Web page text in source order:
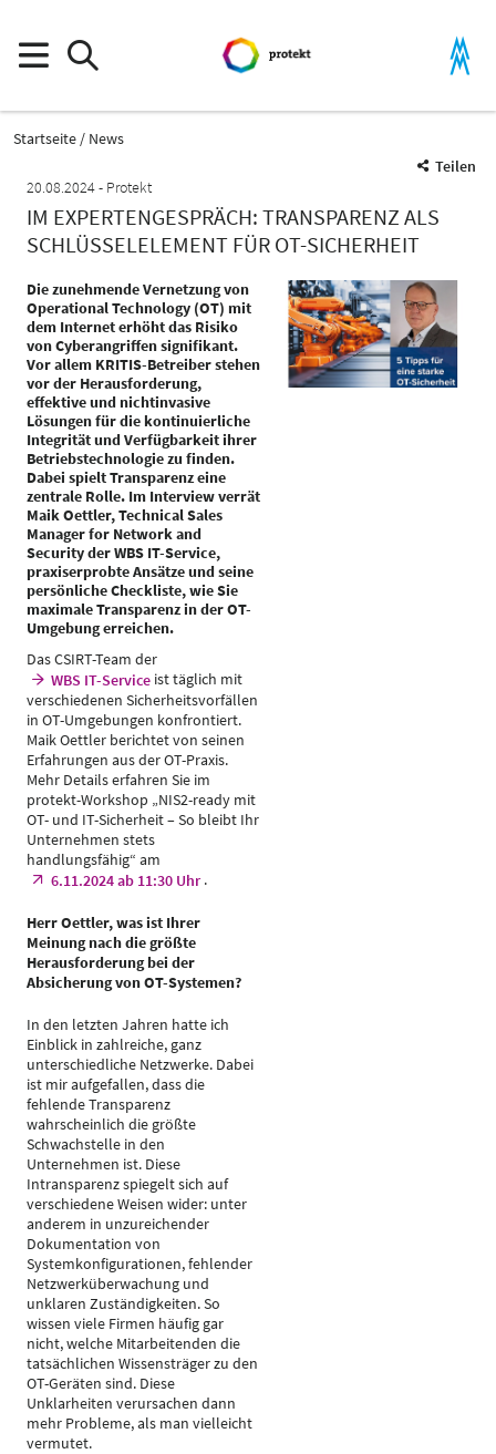
Startseite
News
Teilen
20.08.2024
Protekt
IM EXPERTENGESPRÄCH: TRANSPARENZ ALS
SCHLÜSSELELEMENT FÜR OT-SICHERHEIT
Die zunehmende Vernetzung von
Operational Technology (OT) mit
dem Internet erhöht das Risiko
von Cyberangriffen signifikant.
Vor allem KRITIS-Betreiber stehen
vor der Herausforderung,
effektive und nichtinvasive
Lösungen für die kontinuierliche
Integrität und Verfügbarkeit ihrer
Betriebstechnologie zu finden.
Dabei spielt Transparenz eine
zentrale Rolle. Im Interview verrät
Maik Oettler, Technical Sales
Manager for Network and
Security der WBS IT-Service,
praxiserprobte Ansätze und seine
persönliche Checkliste, wie Sie
maximale Transparenz in der OT-
Umgebung erreichen.
Das CSIRT-Team der
WBS IT-Serviceist täglich mit
verschiedenen Sicherheitsvorfällen
in OT-Umgebungen konfrontiert.
Maik Oettler berichtet von seinen
Erfahrungen aus der OT-Praxis.
Mehr Details erfahren Sie im
protekt-Workshop „NIS2-ready mit
OT- und IT-Sicherheit – So bleibt Ihr
Unternehmen stets
handlungsfähig“ am
6.11.2024 ab 11:30 Uhr.
Herr Oettler, was ist Ihrer
Meinung nach die größte
Herausforderung bei der
Absicherung von OT-Systemen?
In den letzten Jahren hatte ich
Einblick in zahlreiche, ganz
unterschiedliche Netzwerke. Dabei
ist mir aufgefallen, dass die
fehlende Transparenz
wahrscheinlich die größte
Schwachstelle in den
Unternehmen ist. Diese
Intransparenz spiegelt sich auf
verschiedene Weisen wider: unter
anderem in unzureichender
Dokumentation von
Systemkonfigurationen, fehlender
Netzwerküberwachung und
unklaren Zuständigkeiten. So
wissen viele Firmen häufig gar
nicht, welche Mitarbeitenden die
tatsächlichen Wissensträger zu den
OT-Geräten sind. Diese
Unklarheiten verursachen dann
mehr Probleme, als man vielleicht
vermutet.